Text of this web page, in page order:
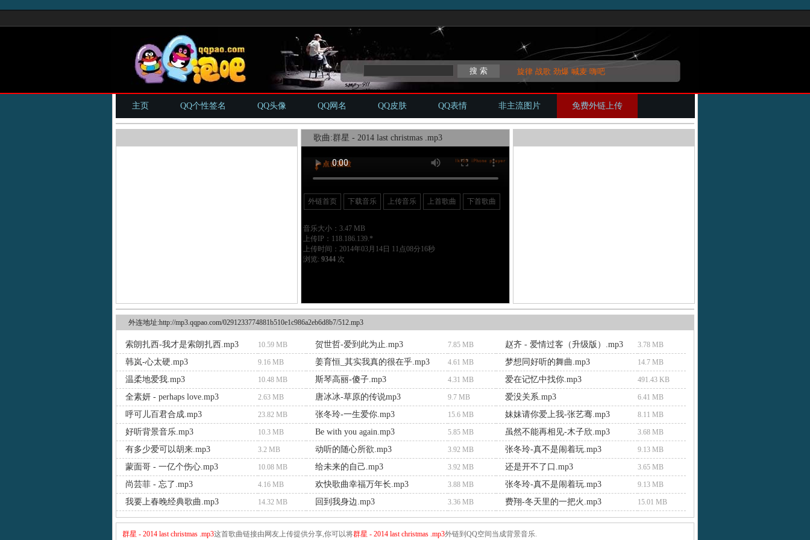
旋律 战歌 劲爆 喊麦 嗨吧
主页 QQ个性签名 QQ头像 QQ网名 QQ皮肤 QQ表情 非主流图片 免费外链上传
歌曲:群星 - 2014 last christmas .mp3
外链首页 下载音乐 上传音乐 上首歌曲 下首歌曲
音乐大小：3.47 MB
上传IP：118.186.139.*
上传时间：2014年03月14日 11点08分16秒
浏览: 9344次
外连地址:http://mp3.qqpao.com/0291233774881b510e1c986a2eb6d8b7/512.mp3
索朗扎西-我才是索朗扎西.mp3 10.59 MB 贺世哲-爱到此为止.mp3 7.85 MB 赵齐 - 爱情过客（升级版）.mp3 3.78 MB
韩岚-心太硬.mp3 9.16 MB 姜育恒_其实我真的很在乎.mp3 4.61 MB 梦想同好听的舞曲.mp3 14.7 MB
温柔地爱我.mp3 10.48 MB 斯琴高丽-傻子.mp3 4.31 MB 爱在记忆中找你.mp3 491.43 KB
全素妍 - perhaps love.mp3 2.63 MB 唐冰冰-草原的传说mp3 9.7 MB 爱没关系.mp3 6.41 MB
呼可儿百君合成.mp3 23.82 MB 张冬玲-一生爱你.mp3 15.6 MB 妹妹请你爱上我-张艺骞.mp3 8.11 MB
好听背景音乐.mp3 10.3 MB Be with you again.mp3 5.85 MB 虽然不能再相见-木子欣.mp3 3.68 MB
有多少爱可以胡来.mp3 3.2 MB 动听的随心所欲.mp3 3.92 MB 张冬玲-真不是闹着玩.mp3 9.13 MB
蒙面哥 - 一亿个伤心.mp3 10.08 MB 给未来的自己.mp3 3.92 MB 还是开不了口.mp3 3.65 MB
尚芸菲 - 忘了.mp3 4.16 MB 欢快歌曲幸福万年长.mp3 3.88 MB 张冬玲-真不是闹着玩.mp3 9.13 MB
我要上春晚经典歌曲.mp3 14.32 MB 回到我身边.mp3 3.36 MB 费翔-冬天里的一把火.mp3 15.01 MB
群星 - 2014 last christmas .mp3这首歌曲链接由网友上传提供分享,你可以将群星 - 2014 last christmas .mp3外链到QQ空间当成背景音乐.